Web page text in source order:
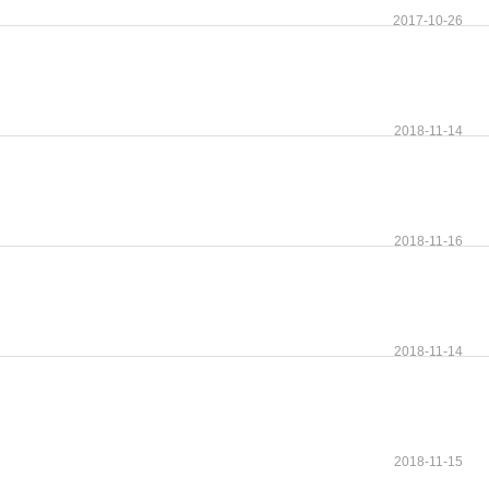
2017-10-26
2018-11-14
2018-11-16
2018-11-14
2018-11-15